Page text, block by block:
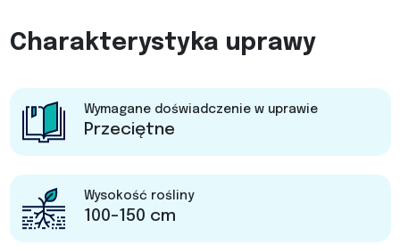
Charakterystyka uprawy
Wymagane doświadczenie w uprawie
Przeciętne
Wysokość rośliny
100-150 cm